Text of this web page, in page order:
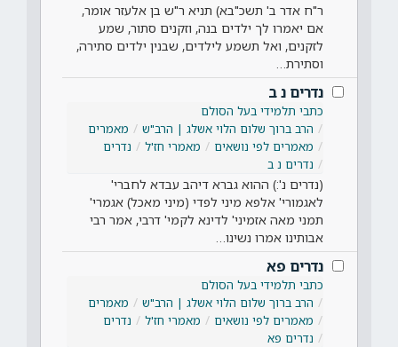
ר"ח אדר ב' תשכ"בא) תניא ר"ש בן אלעזר אומר,
אם יאמרו לך ילדים בנה, וזקנים סתור, שמע
לזקנים, ואל תשמע לילדים, שבנין ילדים סתירה,
וסתירת…
נדרים נ ב
כתבי תלמידי בעל הסולם
הרב ברוך שלום הלוי אשלג | הרב"ש
מאמרים
מאמרים לפי נושאים
מאמרי חז'ל
נדרים
נדרים נ ב
(נדרים נ':) ההוא גברא דיהב עבדא לחברי'
לאגמורי' אלפא מיני לפדי (מיני מאכל) אגמרי'
תמני מאה אזמיני' לדינא לקמי' דרבי, אמר רבי
אבותינו אמרו נשינו…
נדרים פא
כתבי תלמידי בעל הסולם
הרב ברוך שלום הלוי אשלג | הרב"ש
מאמרים
מאמרים לפי נושאים
מאמרי חז'ל
נדרים
נדרים פא